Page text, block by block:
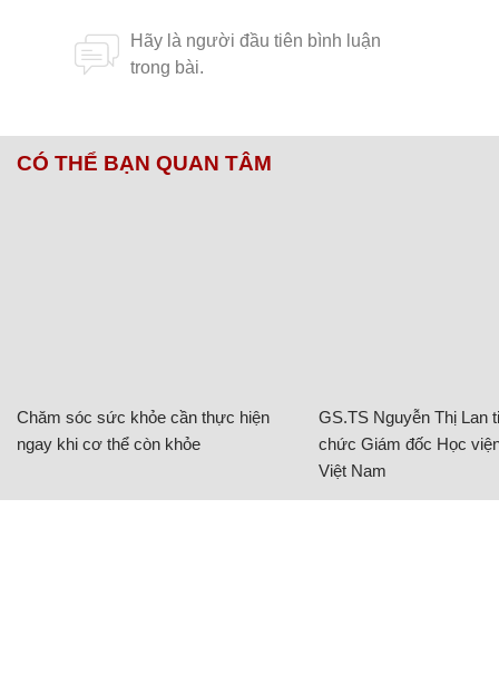
CÓ THỂ BẠN QUAN TÂM
Chăm sóc sức khỏe cần thực hiện
ngay khi cơ thể còn khỏe
GS.TS Nguyễn Thị Lan
chức Giám đốc Học
Việt Nam